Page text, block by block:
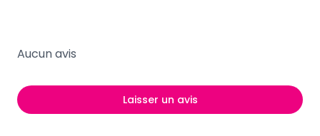
Aucun avis
Laisser un avis